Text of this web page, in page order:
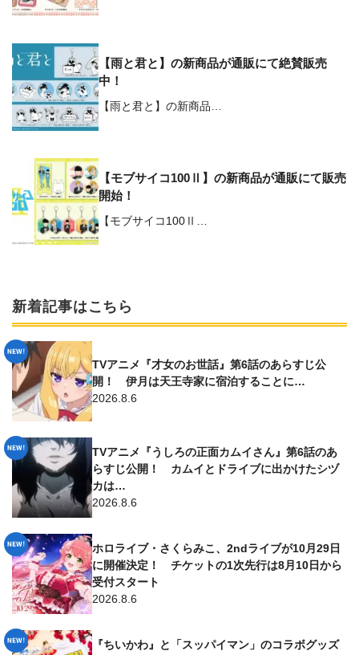
【雨と君と】の新商品が通販にて絶賛販売
中！
【雨と君と】の新商品…
【モブサイコ100Ⅱ】の新商品が通販にて販売
開始！
【モブサイコ100Ⅱ…
新着記事はこちら
TVアニメ『才女のお世話』第6話のあらすじ公
開！ 伊月は天王寺家に宿泊することに…
2026.8.6
TVアニメ『うしろの正面カムイさん』第6話のあ
らすじ公開！ カムイとドライブに出かけたシヅ
カは…
2026.8.6
ホロライブ・さくらみこ、2ndライブが10月29日
に開催決定！ チケットの1次先行は8月10日から
受付スタート
2026.8.6
『ちいかわ』と「スッパイマン」のコラボグッズ